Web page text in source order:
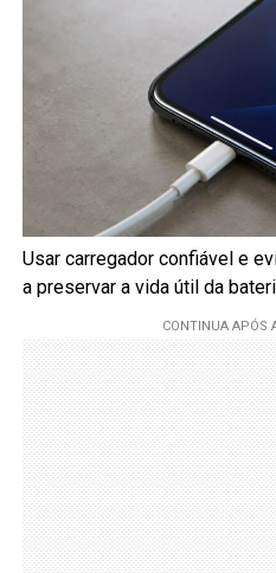
Usar carregador confiável e
a preservar a vida útil da